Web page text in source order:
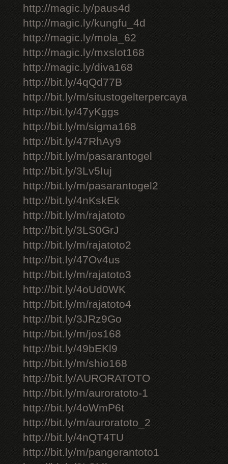
http://magic.ly/paus4d
http://magic.ly/kungfu_4d
http://magic.ly/mola_62
http://magic.ly/mxslot168
http://magic.ly/diva168
http://bit.ly/4qQd77B
http://bit.ly/m/situstogelterpercaya
http://bit.ly/47yKggs
http://bit.ly/m/sigma168
http://bit.ly/47RhAy9
http://bit.ly/m/pasarantogel
http://bit.ly/3Lv5Iuj
http://bit.ly/m/pasarantogel2
http://bit.ly/4nKskEk
http://bit.ly/m/rajatoto
http://bit.ly/3LS0GrJ
http://bit.ly/m/rajatoto2
http://bit.ly/47Ov4us
http://bit.ly/m/rajatoto3
http://bit.ly/4oUd0WK
http://bit.ly/m/rajatoto4
http://bit.ly/3JRz9Go
http://bit.ly/m/jos168
http://bit.ly/49bEKl9
http://bit.ly/m/shio168
http://bit.ly/AURORATOTO
http://bit.ly/m/auroratoto-1
http://bit.ly/4oWmP6t
http://bit.ly/m/auroratoto_2
http://bit.ly/4nQT4TU
http://bit.ly/m/pangerantoto1